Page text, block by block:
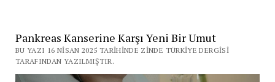
Pankreas Kanserine Karşı Yeni Bir Umut
BU YAZI 16 NISAN 2025 TARIHINDE ZINDE TÜRKIYE DERGISI
TARAFINDAN YAZILMIŞTIR.